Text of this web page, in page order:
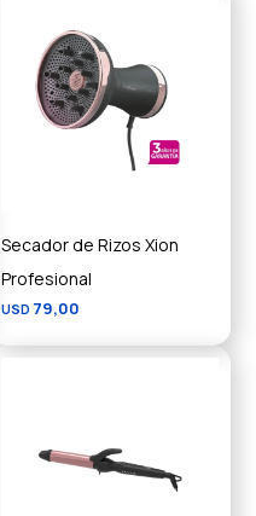
Secador de Rizos Xion
Profesional
USD 79,00